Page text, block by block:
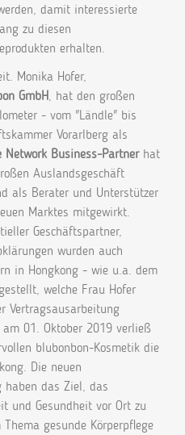
damit interessierte
zu diesen
erhalten.
Monika Hofer,
GmbH, hat den großen
- vom "Ländle" bis
Vorarlberg als
Network Business-Partnerhat
Auslandsgeschäft
als Berater und Unterstützer
Marktes mitgewirkt.
Geschäftspartner,
wurden auch
in Hongkong - wie u.a. dem
welche Frau Hofer
Vertragsausarbeitung
01. Oktober 2019 verließ
blubonbon-Kosmetik die
Die neuen
haben das Ziel, das
und Gesundheit vor Ort zu
gesunde Körperpflege